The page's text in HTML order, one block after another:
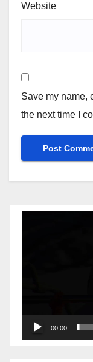
Website
Save my name,
the next time I
00:00